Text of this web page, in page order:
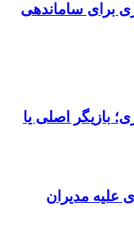
برای ساماندهی
بازیگر اصلی یا
علیه مدیران